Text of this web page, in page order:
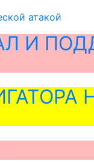
атакой
И